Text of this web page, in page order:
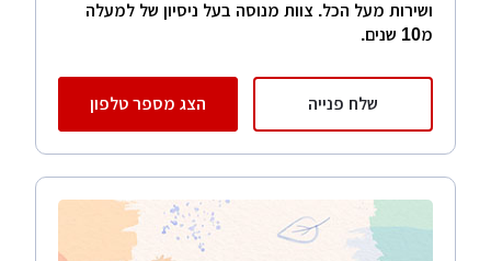
ושירות מעל הכל. צוות מנוסה בעל ניסיון של למעלה
מ10 שנים.
שלח פנייה הצג מספר טלפון